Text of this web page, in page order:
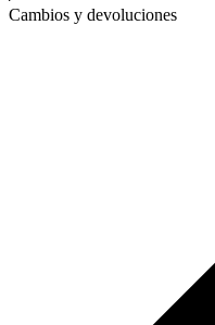
Cambios y devoluciones